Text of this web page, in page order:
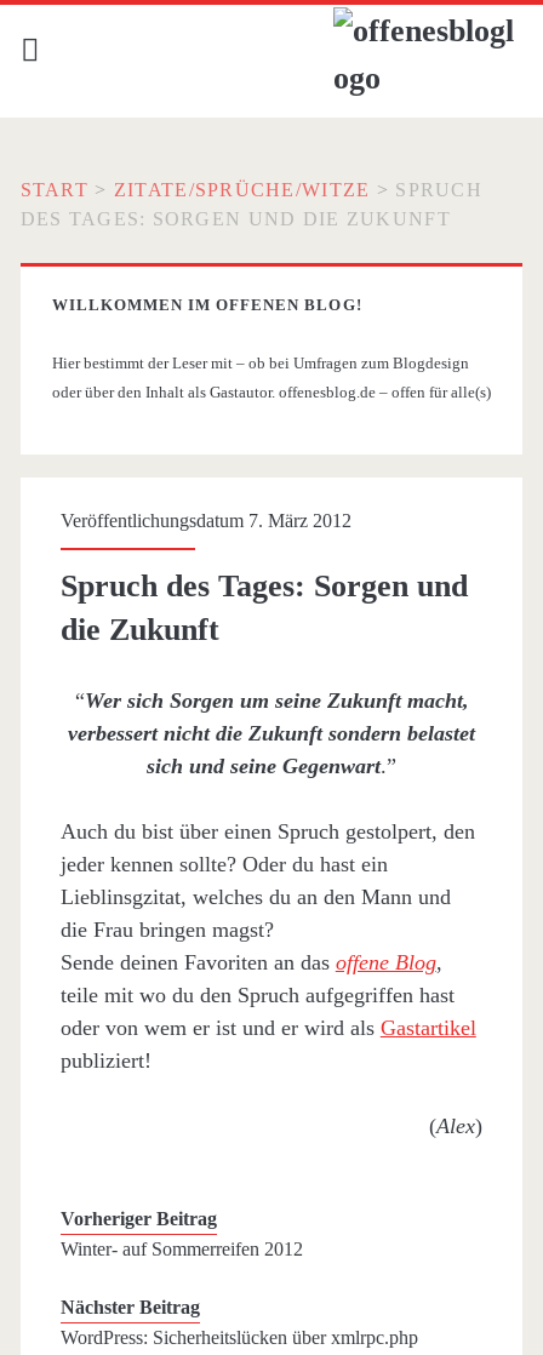
START > ZITATE/SPRÜCHE/WITZE > SPRUCH
DES TAGES: SORGEN UND DIE ZUKUNFT
WILLKOMMEN IM OFFENEN BLOG!
Hier bestimmt der Leser mit – ob bei Umfragen zum Blogdesign
oder über den Inhalt als Gastautor. offenesblog.de – offen für alle(s)
Veröffentlichungsdatum 7. März 2012
Spruch des Tages: Sorgen und
die Zukunft
“Wer sich Sorgen um seine Zukunft macht,
verbessert nicht die Zukunft sondern belastet
sich und seine Gegenwart.”
Auch du bist über einen Spruch gestolpert, den
jeder kennen sollte? Oder du hast ein
Lieblinsgzitat, welches du an den Mann und
die Frau bringen magst?
Sende deinen Favoriten an das offene Blog,
teile mit wo du den Spruch aufgegriffen hast
oder von wem er ist und er wird als Gastartikel
publiziert!
(Alex)
Vorheriger Beitrag
Winter- auf Sommerreifen 2012
Nächster Beitrag
WordPress: Sicherheitslücken über xmlrpc.php